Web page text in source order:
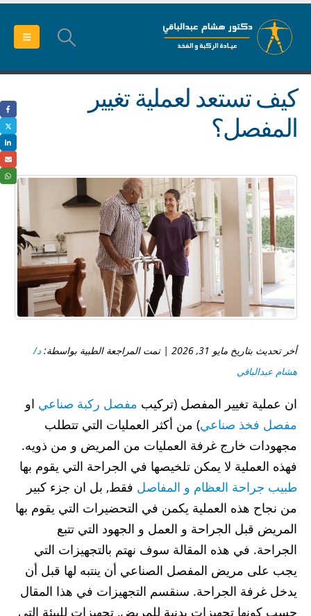
كيف تستعد لعملية تغيير
المفصل؟
أخر تحديث بتاريخ مايو 31, 2026 | تمت المراجعة الطبية بواسطة:
د/
هشام عبدالباقي
ان عملية تغيير المفصل (تركيب مفصل ركبة صناعي او
مفصل فخذ صناعي) من أكثر العمليات التي تتطلب
مجهودات خارج غرفة العمليات من المريض و من ذويه.
فهذه العملية لا يمكن تلخيصها في الجراحة التي يقوم بها
طبيب جراحة العظام و المفاصل فقط, بل ان جزء كبير
من نجاح هذه العملية يكمن في التحضيرات التي يقوم بها
المريض قبل الجراحة و العمل و الجهود التي تتبع
الجراحة. في هذه المقالة سوف نهتم بالتجهيزات التي
يجب على مريض المفصل الصناعي أن ينتبه لها قبل أن
يدخل غرفة الجراحة. سنقسم التجهيزات في هذا المقال
حسب كونها تجهيزات بدنية للمريض, تجهيزات للبيئة التي